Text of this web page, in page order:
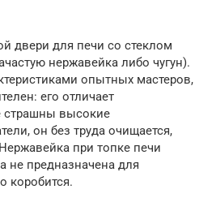
двери для печи со стеклом
нержавейка либо чугун).
опытных мастеров,
его отличает
страшны высокие
он без труда очищается,
при топке печи
не предназначена для
коробится.